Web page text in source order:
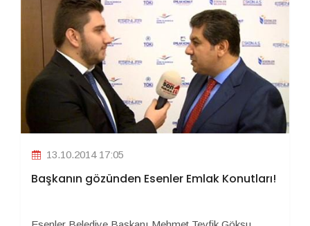
13.10.2014 17:05
Başkanın gözünden Esenler Emlak Konutları!